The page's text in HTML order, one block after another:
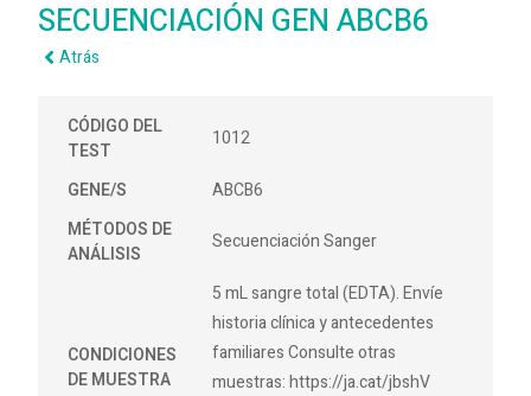
SECUENCIACIÓN GEN ABCB6
Atrás
CÓDIGO DEL
TEST
1012
GENE/S
ABCB6
MÉTODOS DE
ANÁLISIS
Secuenciación Sanger
CONDICIONES
DE MUESTRA
5 mL sangre total (EDTA). Envíe
historia clínica y antecedentes
familiares Consulte otras
muestras: https://ja.cat/jbshV